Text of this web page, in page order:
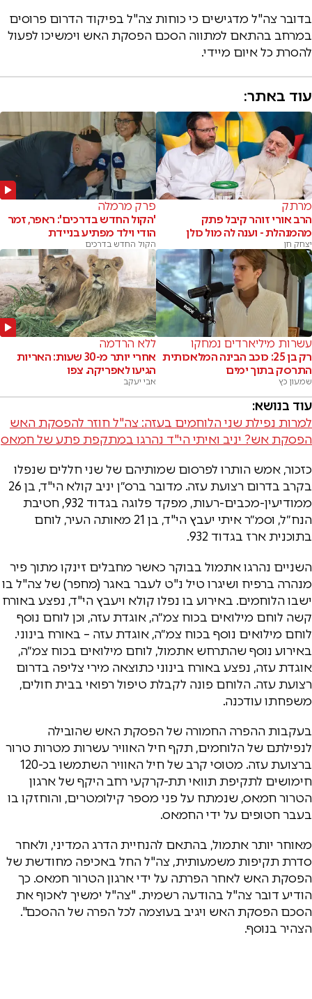
בדובר צה"ל מדגישים כי כוחות צה"ל בפיקוד הדרום פרוסים
במרחב בהתאם למתווה הסכם הפסקת האש וימשיכו לפעול
להסרת כל איום מיידי.
עוד באתר:
מרתק
הרב אורי זוהר קיבל פתק
מהמנהלת - וענה לה מול כולן
יצחק חן
פרק מרמלה
'הקול החדש בדרכים': ראפר, זמר
הודי וילד מפתיע בניידת
הקול החדש בדרכים
עשרות מיליארדים נמחקו
רק בן 25: כוכב הבינה המלאכותית
התרסק בתוך ימים
שמעון כץ
ללא הרדמה
אחרי יותר מ-30 שעות: האריות
הגיעו לאפריקה. צפו
אבי יעקב
עוד בנושא:
למרות נפילת שני הלוחמים בעזה: צה"ל חוזר להפסקת האש
הפסקת אש? יניב ואיתי הי"ד נהרגו במתקפת פתע של חמאס
כזכור, אמש הותרו לפרסום שמותיהם של שני חללים שנפלו
בקרב בדרום רצועת עזה. מדובר ברס״ן יניב קולא הי"ד, בן 26
ממודיעין-מכבים-רעות, מפקד פלוגה בגדוד 932, חטיבת
הנח״ל, וסמ״ר איתי יעבץ הי"ד, בן 21 מאותה העיר, לוחם
בתוכנית ארז בגדוד 932.
השניים נהרגו אתמול בבוקר כאשר מחבלים זינקו מתוך פיר
מנהרה ברפיח ושיגרו טיל נ"ט לעבר באגר (מחפר) של צה"ל בו
ישבו הלוחמים. באירוע בו נפלו קולא ויעבץ הי"ד, נפצע באורח
קשה לוחם מילואים בכוח צמ״ה, אוגדת עזה, וכן לוחם נוסף
לוחם מילואים נוסף בכוח צמ״ה, אוגדת עזה – באורח בינוני.
באירוע נוסף שהתרחש אתמול, לוחם מילואים בכוח צמ״ה,
אוגדת עזה, נפצע באורח בינוני כתוצאה מירי צליפה בדרום
רצועת עזה. הלוחם פונה לקבלת טיפול רפואי בבית חולים,
משפחתו עודכנה.
בעקבות ההפרה החמורה של הפסקת האש שהובילה
לנפילתם של הלוחמים, תקף חיל האוויר עשרות מטרות טרור
ברצועת עזה. מטוסי קרב של חיל האוויר השתמשו בכ-120
חימושים לתקיפת תוואי תת-קרקעי רחב היקף של ארגון
הטרור חמאס, שנמתח על פני מספר קילומטרים, והוחזקו בו
בעבר חטופים על ידי החמאס.
מאוחר יותר אתמול, בהתאם להנחיית הדרג המדיני, ולאחר
סדרת תקיפות משמעותית, צה"ל החל באכיפה מחודשת של
הפסקת האש לאחר הפרתה על ידי ארגון הטרור חמאס. כך
הודיע דובר צה"ל בהודעה רשמית. "צה"ל ימשיך לאכוף את
הסכם הפסקת האש ויגיב בעוצמה לכל הפרה של ההסכם".
הצהיר בנוסף.